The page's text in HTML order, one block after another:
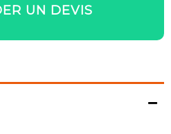
UN DEVIS